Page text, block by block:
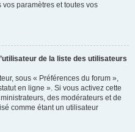
paramètres et toutes vos
de la liste des utilisateurs
sous « Préférences du forum »,
en ligne ». Si vous activez cette
des modérateurs et de
comme étant un utilisateur